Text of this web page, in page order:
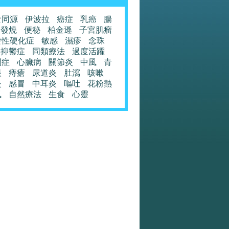
源 伊波拉 癌症 乳癌
腸
發燒
便秘 柏金遜
子宮肌瘤
硬化症
敏感 濕疹
念珠
抑鬱症
同類療法
過度活躍
心臟病 關節炎 中風
青
痔瘡 尿道炎 肚瀉
咳嗽
感冒 中耳炎 嘔吐
花粉熱
自然療法 生食 心靈